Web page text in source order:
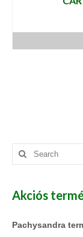
Search
for:
Akciós
Pachysandra